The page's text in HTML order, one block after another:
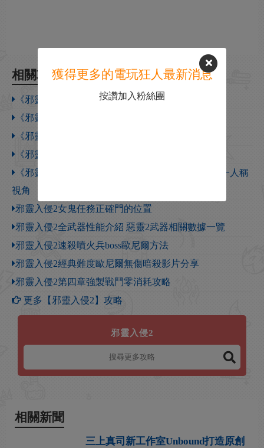
相關攻略
《邪靈入侵2》單管獵槍位置一覽
《邪靈入侵2》短管霰彈槍位置一覽
《邪靈入侵2》鐳射手槍位置一覽
《邪靈入侵2》左輪手槍位置一覽
《邪靈入侵2》第一人稱視角切換方法 怎麽切換第一人稱
視角
邪靈入侵2女鬼任務正確門的位置
邪靈入侵2全武器性能介紹 惡靈2武器相關數據一覽
邪靈入侵2速殺噴火兵boss歐尼爾方法
邪靈入侵2經典難度歐尼爾無傷暗殺影片分享
邪靈入侵2第四章強製戰鬥零消耗攻略
更多【邪靈入侵2】攻略
邪靈入侵2
相關新聞
三上真司新工作室Unbound打造原創
獲得更多的電玩狂人最新消息
按讚加入粉絲團